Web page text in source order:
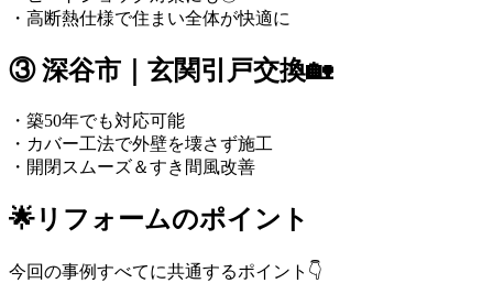
・高断熱仕様で住まい全体が快適に
③ 深谷市｜玄関引戸交換🏡
・築50年でも対応可能
・カバー工法で外壁を壊さず施工
・開閉スムーズ＆すき間風改善
🌟リフォームのポイント
今回の事例すべてに共通するポイント👇